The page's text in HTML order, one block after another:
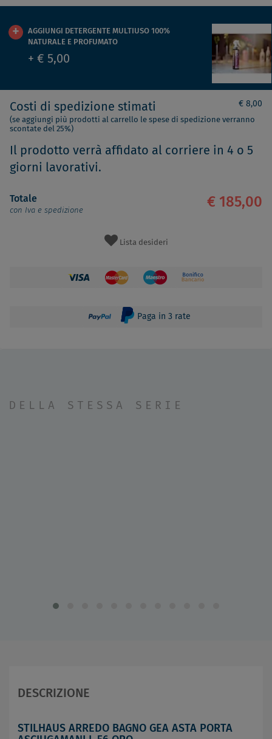
AGGIUNGI DETERGENTE MULTIUSO 100%
NATURALE E PROFUMATO
+ € 5,00
Costi di spedizione stimati € 8,00
(se aggiungi più prodotti al carrello le spese di spedizione verranno
scontate del 25%)
Il prodotto verrà affidato al corriere in 4 o 5
giorni lavorativi.
Totale
con Iva e spedizione
€ 185,00
Lista desideri
Paga in 3 rate
DELLA STESSA SERIE
DESCRIZIONE
STILHAUS ARREDO BAGNO GEA ASTA PORTA